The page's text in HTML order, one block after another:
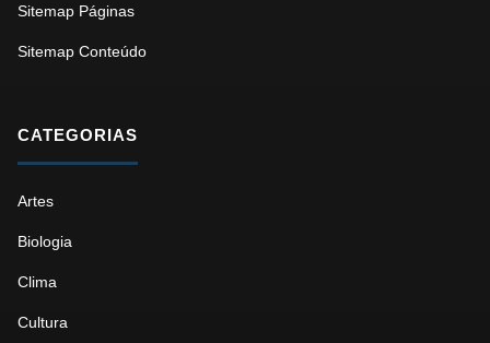
Sitemap Páginas
Sitemap Conteúdo
CATEGORIAS
Artes
Biologia
Clima
Cultura